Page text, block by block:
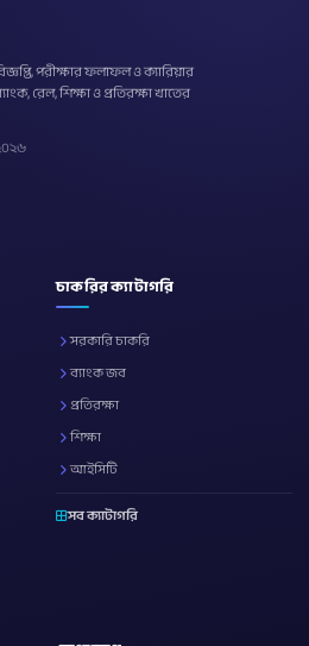
পরীক্ষার ফলাফল ও ক্যারিয়ার
রেল, শিক্ষা ও প্রতিরক্ষা খাতের
চাকরির ক্যাটাগরি
সরকারি চাকরি
ব্যাংক জব
প্রতিরক্ষা
শিক্ষা
আইসিটি
সব ক্যাটাগরি